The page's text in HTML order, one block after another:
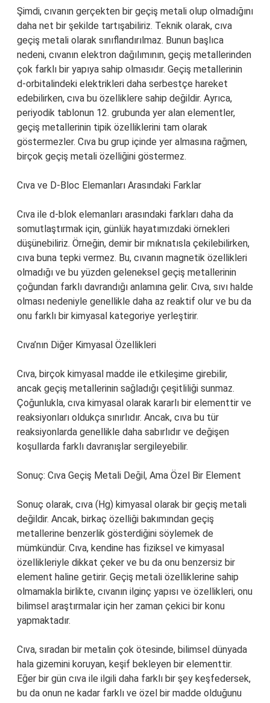
Şimdi, cıvanın gerçekten bir geçiş metali olup olmadığını
daha net bir şekilde tartışabiliriz. Teknik olarak, cıva
geçiş metali olarak sınıflandırılmaz. Bunun başlıca
nedeni, cıvanın elektron dağılımının, geçiş metallerinden
çok farklı bir yapıya sahip olmasıdır. Geçiş metallerinin
d-orbitalindeki elektrikleri daha serbestçe hareket
edebilirken, cıva bu özelliklere sahip değildir. Ayrıca,
periyodik tablonun 12. grubunda yer alan elementler,
geçiş metallerinin tipik özelliklerini tam olarak
göstermezler. Cıva bu grup içinde yer almasına rağmen,
birçok geçiş metali özelliğini göstermez.
Cıva ve D-Bloc Elemanları Arasındaki Farklar
Cıva ile d-blok elemanları arasındaki farkları daha da
somutlaştırmak için, günlük hayatımızdaki örnekleri
düşünebiliriz. Örneğin, demir bir mıknatısla çekilebilirken,
cıva buna tepki vermez. Bu, cıvanın magnetik özellikleri
olmadığı ve bu yüzden geleneksel geçiş metallerinin
çoğundan farklı davrandığı anlamına gelir. Cıva, sıvı halde
olması nedeniyle genellikle daha az reaktif olur ve bu da
onu farklı bir kimyasal kategoriye yerleştirir.
Cıva’nın Diğer Kimyasal Özellikleri
Cıva, birçok kimyasal madde ile etkileşime girebilir,
ancak geçiş metallerinin sağladığı çeşitliliği sunmaz.
Çoğunlukla, cıva kimyasal olarak kararlı bir elementtir ve
reaksiyonları oldukça sınırlıdır. Ancak, cıva bu tür
reaksiyonlarda genellikle daha sabırlıdır ve değişen
koşullarda farklı davranışlar sergileyebilir.
Sonuç: Cıva Geçiş Metali Değil, Ama Özel Bir Element
Sonuç olarak, cıva (Hg) kimyasal olarak bir geçiş metali
değildir. Ancak, birkaç özelliği bakımından geçiş
metallerine benzerlik gösterdiğini söylemek de
mümkündür. Cıva, kendine has fiziksel ve kimyasal
özellikleriyle dikkat çeker ve bu da onu benzersiz bir
element haline getirir. Geçiş metali özelliklerine sahip
olmamakla birlikte, cıvanın ilginç yapısı ve özellikleri, onu
bilimsel araştırmalar için her zaman çekici bir konu
yapmaktadır.
Cıva, sıradan bir metalin çok ötesinde, bilimsel dünyada
hala gizemini koruyan, keşif bekleyen bir elementtir.
Eğer bir gün cıva ile ilgili daha farklı bir şey keşfedersek,
bu da onun ne kadar farklı ve özel bir madde olduğunu